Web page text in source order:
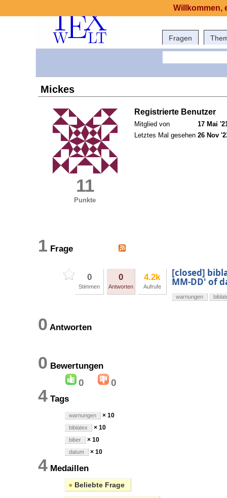
Fragen
Mickes
11
Punkte
Registrierte Benutzer
Mitglied von
17 Mai
Letztes Mal gesehen 26 Nov
1 Frage
0
Stimmen
0
Antworten
4.2k
Aufrufe
[closed]
MM-DD' of
warnungen
0 Antworten
0 Bewertungen
0 0
4 Tags
warnungen × 10
biblatex × 10
biber × 10
datum × 10
4 Medaillen
● Beliebte Frage
Willkommen,